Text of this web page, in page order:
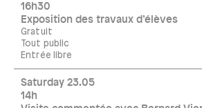
16h30
Exposition des travaux d’élèves
Gratuit
Tout public
Entrée libre
Saturday 23.05
14h